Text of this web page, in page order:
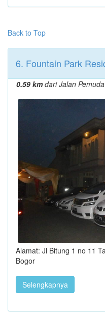
Back to Top
6. Fountain Park
0.59 kmdari Jalan Pemuda
Alamat: Jl Bitung 1 no 11
Bogor
Selengkapnya